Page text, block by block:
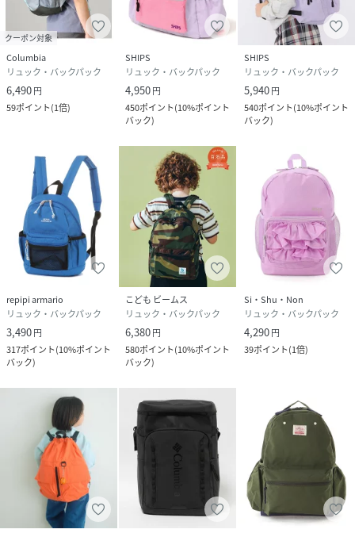
クーポン対象
Columbia
リュック・バックパック
6,490円
59ポイント(1倍)
SHIPS
リュック・バックパック
4,950円
450ポイント(10%ポイント
バック)
SHIPS
リュック・バックパック
5,940円
540ポイント(10%ポイント
バック)
repipi armario
リュック・バックパック
3,490円
317ポイント(10%ポイント
バック)
こども ビームス
リュック・バックパック
6,380円
580ポイント(10%ポイント
バック)
Si・Shu・Non
リュック・バックパック
4,290円
39ポイント(1倍)